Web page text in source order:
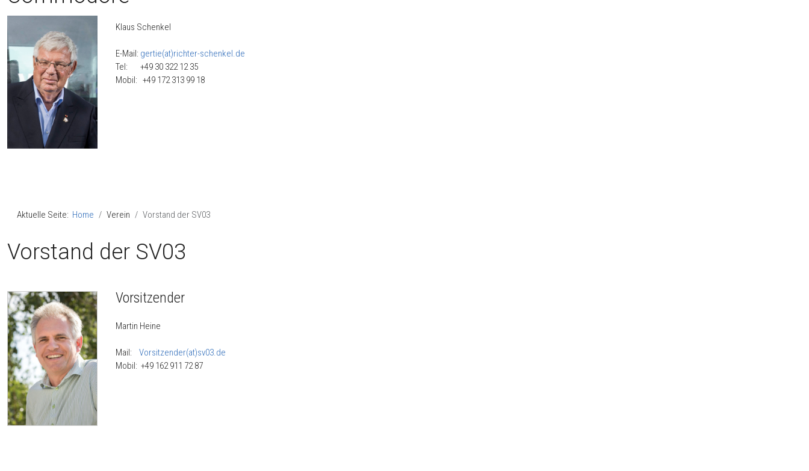
Klaus Schenkel
E-Mail: gertie(at)richter-schenkel.de
Tel: +49 30 322 12 35
Mobil: +49 172 313 99 18
Aktuelle Seite: Home Verein Vorstand der SV03
Vorstand der SV03
Vorsitzender
Martin Heine
Mail: Vorsitzender(at)sv03.de
Mobil: +49 162 911 72 87